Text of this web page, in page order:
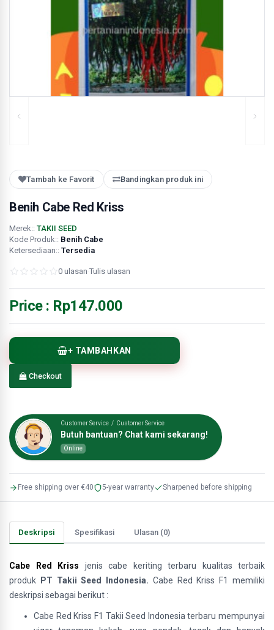
Tambah ke Favorit Bandingkan produk ini
Benih Cabe Red Kriss
Merek:: TAKII SEED
Kode Produk:: Benih Cabe
Ketersediaan:: Tersedia
0 ulasan Tulis ulasan
Price : Rp147.000
+ TAMBAHKAN
Checkout
Customer Service / Customer Service
Butuh bantuan? Chat kami sekarang!
Online
Free shipping over €40 5-year warranty Sharpened before shipping
Deskripsi Spesifikasi Ulasan (0)
Cabe Red Kriss jenis cabe keriting terbaru kualitas terbaik
produk
PT Takii Seed Indonesia. Cabe Red Kriss F1 memiliki
deskripsi sebagai berikut :
Cabe Red Kriss F1 Takii Seed Indonesia terbaru mempunyai